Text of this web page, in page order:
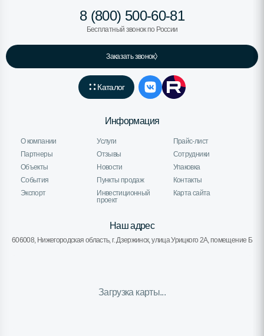
8 (800) 500-60-81
Бесплатный звонок по России
Заказать звонок
Каталог
Информация
О компании Услуги
Прайс-лист
Партнеры
Отзывы
Сотрудники
Объекты
Новости
Упаковка
События
Пункты продаж
Контакты
Экспорт
Инвестиционный
проект
Карта сайта
Наш адрес
606008, Нижегородская область, г. Дзержинск, улица Урицкого 2А, помещение Б
Загрузка карты...